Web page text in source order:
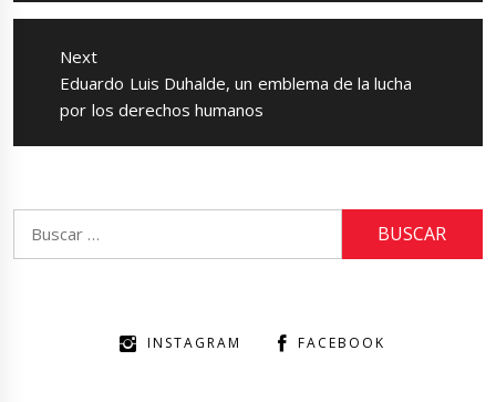
Next
Next
post:
Eduardo Luis Duhalde, un emblema de la lucha
por los derechos humanos
INSTAGRAM FACEBOOK